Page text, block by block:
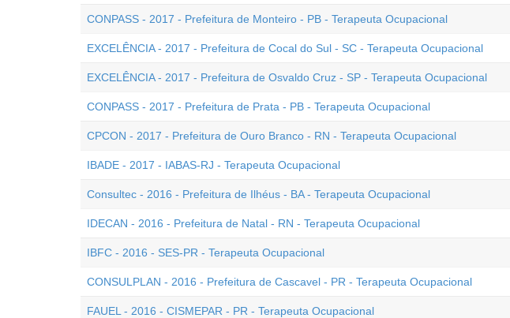
CONPASS - 2017 - Prefeitura de Monteiro - PB - Terapeuta Ocupacional
EXCELÊNCIA - 2017 - Prefeitura de Cocal do Sul - SC - Terapeuta Ocupacional
EXCELÊNCIA - 2017 - Prefeitura de Osvaldo Cruz - SP - Terapeuta Ocupacional
CONPASS - 2017 - Prefeitura de Prata - PB - Terapeuta Ocupacional
CPCON - 2017 - Prefeitura de Ouro Branco - RN - Terapeuta Ocupacional
IBADE - 2017 - IABAS-RJ - Terapeuta Ocupacional
Consultec - 2016 - Prefeitura de Ilhéus - BA - Terapeuta Ocupacional
IDECAN - 2016 - Prefeitura de Natal - RN - Terapeuta Ocupacional
IBFC - 2016 - SES-PR - Terapeuta Ocupacional
CONSULPLAN - 2016 - Prefeitura de Cascavel - PR - Terapeuta Ocupacional
FAUEL - 2016 - CISMEPAR - PR - Terapeuta Ocupacional